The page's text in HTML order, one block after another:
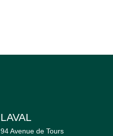
LAVAL
94 Avenue de Tours